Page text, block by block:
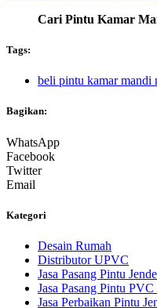
Cari Pintu Kamar
Tags:
beli pintu kamar mandi
Bagikan:
WhatsApp
Facebook
Twitter
Email
Kategori
Desain Rumah
Distributor UPVC
Jasa Pasang Pintu
Jasa Pasang Pintu
Jasa Perbaikan Pintu